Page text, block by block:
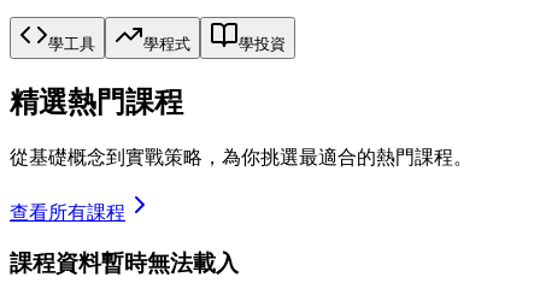
學工具 學程式 學投資
精選熱門課程
從基礎概念到實戰策略，為你挑選最適合的熱門課程。
查看所有課程
課程資料暫時無法載入